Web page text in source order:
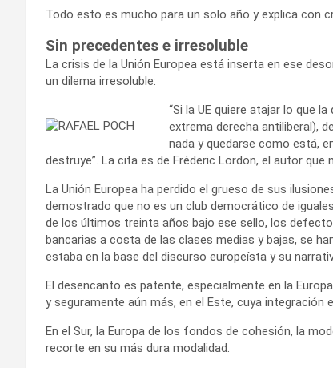
Todo esto es mucho para un solo año y explica con
Sin precedentes e irresoluble
La crisis de la Unión Europea está inserta en ese
un dilema irresoluble:
“Si la UE quiere atajar lo que
extrema derecha antiliberal),
nada y quedarse como está,
destruye”. La cita es de Fréderic Lordon, el autor
La Unión Europea ha perdido el grueso de sus
demostrado que no es un club democrático de
de los últimos treinta años bajo ese sello, los
bancarias a costa de las clases medias y bajas, se
estaba en la base del discurso europeísta y su
El desencanto es patente, especialmente en la
y seguramente aún más, en el Este, cuya
En el Sur, la Europa de los fondos de cohesión, la
recorte en su más dura modalidad.